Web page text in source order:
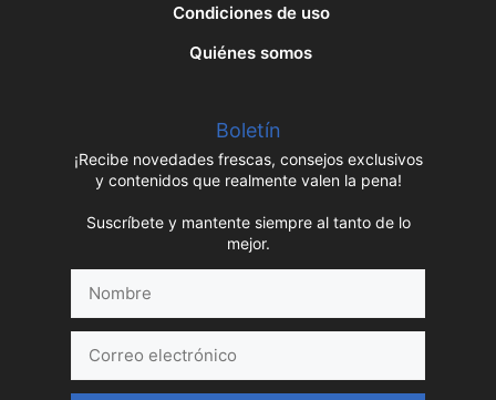
Condiciones de uso
Quiénes somos
Boletín
¡Recibe novedades frescas, consejos exclusivos
y contenidos que realmente valen la pena!
Suscríbete y mantente siempre al tanto de lo
mejor.
electrónico